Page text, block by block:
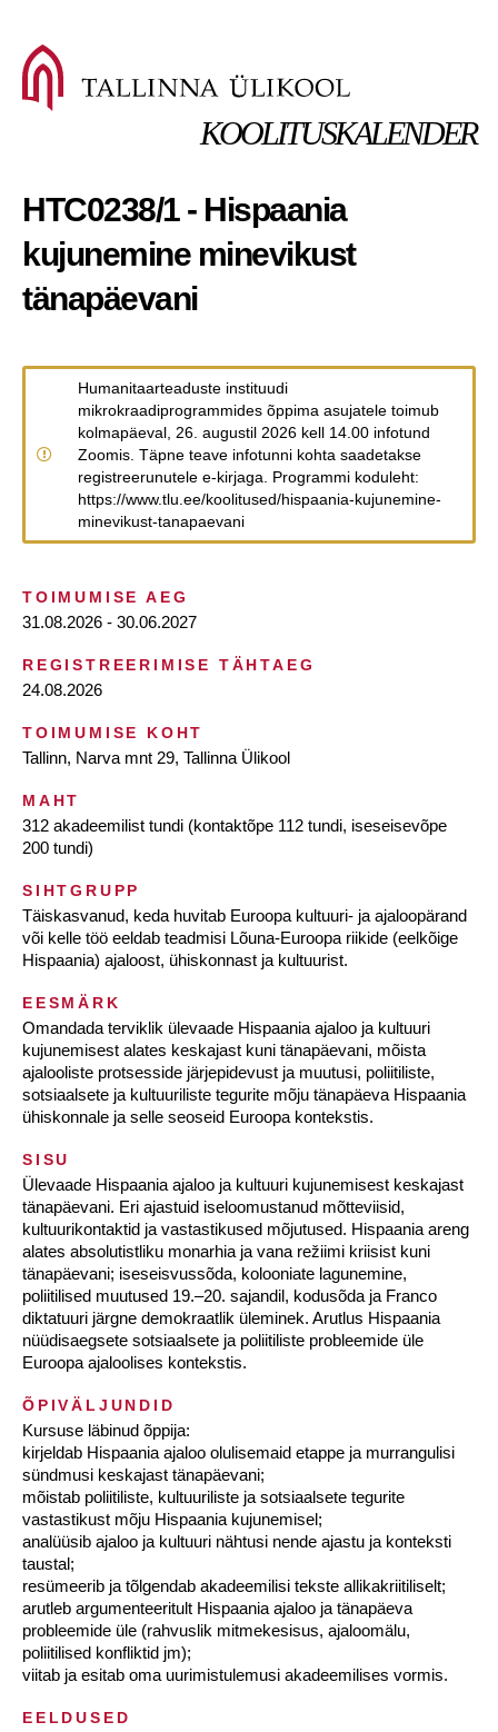
KOOLITUSKALENDER
HTC0238/1 - Hispaania
kujunemine minevikust
tänapäevani
Humanitaarteaduste instituudi
mikrokraadiprogrammides õppima asujatele toimub
kolmapäeval, 26. augustil 2026 kell 14.00 infotund
Zoomis. Täpne teave infotunni kohta saadetakse
registreerunutele e-kirjaga. Programmi koduleht:
https://www.tlu.ee/koolitused/hispaania-kujunemine-
minevikust-tanapaevani
TOIMUMISE AEG
31.08.2026 - 30.06.2027
REGISTREERIMISE TÄHTAEG
24.08.2026
TOIMUMISE KOHT
Tallinn, Narva mnt 29, Tallinna Ülikool
MAHT
312 akadeemilist tundi (kontaktõpe 112 tundi, iseseisevõpe
200 tundi)
SIHTGRUPP
Täiskasvanud, keda huvitab Euroopa kultuuri- ja ajaloopärand
või kelle töö eeldab teadmisi Lõuna-Euroopa riikide (eelkõige
Hispaania) ajaloost, ühiskonnast ja kultuurist.
EESMÄRK
Omandada terviklik ülevaade Hispaania ajaloo ja kultuuri
kujunemisest alates keskajast kuni tänapäevani, mõista
ajalooliste protsesside järjepidevust ja muutusi, poliitiliste,
sotsiaalsete ja kultuuriliste tegurite mõju tänapäeva Hispaania
ühiskonnale ja selle seoseid Euroopa kontekstis.
SISU
Ülevaade Hispaania ajaloo ja kultuuri kujunemisest keskajast
tänapäevani. Eri ajastuid iseloomustanud mõtteviisid,
kultuurikontaktid ja vastastikused mõjutused. Hispaania areng
alates absolutistliku monarhia ja vana režiimi kriisist kuni
tänapäevani; iseseisvussõda, kolooniate lagunemine,
poliitilised muutused 19.–20. sajandil, kodusõda ja Franco
diktatuuri järgne demokraatlik üleminek. Arutlus Hispaania
nüüdisaegsete sotsiaalsete ja poliitiliste probleemide üle
Euroopa ajaloolises kontekstis.
ÕPIVÄLJUNDID
Kursuse läbinud õppija:
kirjeldab Hispaania ajaloo olulisemaid etappe ja murrangulisi
sündmusi keskajast tänapäevani;
mõistab poliitiliste, kultuuriliste ja sotsiaalsete tegurite
vastastikust mõju Hispaania kujunemisel;
analüüsib ajaloo ja kultuuri nähtusi nende ajastu ja konteksti
taustal;
resümeerib ja tõlgendab akadeemilisi tekste allikakriitiliselt;
arutleb argumenteeritult Hispaania ajaloo ja tänapäeva
probleemide üle (rahvuslik mitmekesisus, ajaloomälu,
poliitilised konfliktid jm);
viitab ja esitab oma uurimistulemusi akadeemilises vormis.
EELDUSED